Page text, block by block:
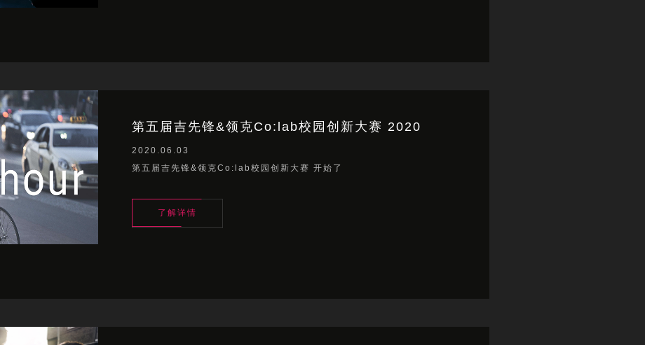
第五届吉先锋&领克Co:lab校园创新大赛 2020
2020.06.03
第五届吉先锋&领克Co:lab校园创新大赛 开始了
了解详情